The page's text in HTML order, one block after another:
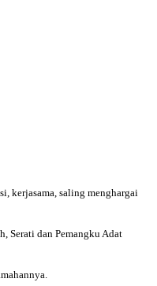
kerjasama, saling menghargai
Serati dan Pemangku Adat